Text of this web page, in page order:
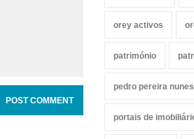
orey activos
património
pedro pereira nunes
portais de